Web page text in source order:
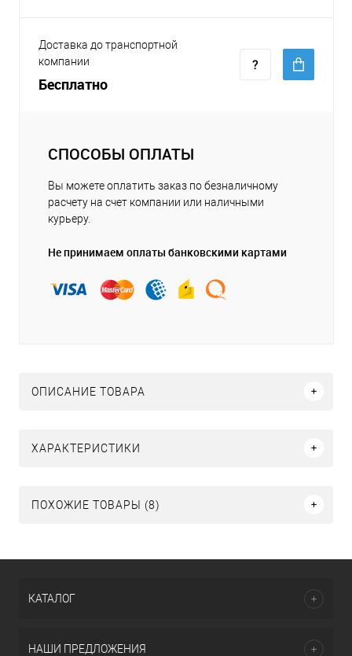
Доставка до транспортной
компании
Бесплатно
СПОСОБЫ ОПЛАТЫ
Вы можете оплатить заказ по безналичному
расчету на счет компании или наличными
курьеру.
Не принимаем оплаты банковскими картами
ОПИСАНИЕ ТОВАРА
ХАРАКТЕРИСТИКИ
ПОХОЖИЕ ТОВАРЫ (8)
КАТАЛОГ
НАШИ ПРЕДЛОЖЕНИЯ